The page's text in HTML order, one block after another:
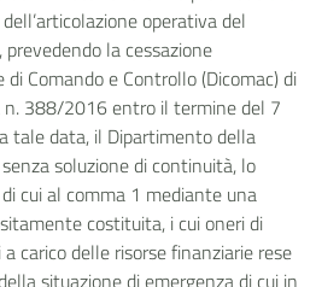
operativa del
la cessazione
Comando e Controllo (Dicomac) di
n. 388/2016 entro il termine del 7
tale data, il Dipartimento della
soluzione di continuità, lo
cui al comma 1 mediante una
costituita, i cui oneri di
carico delle risorse finanziarie rese
situazione di emergenza di cui in